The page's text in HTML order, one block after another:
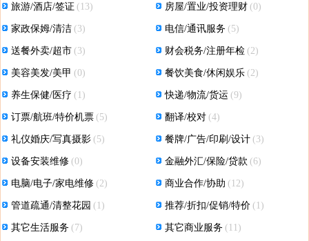
旅游/酒店/签证 (13)
家政保姆/清洁 (3)
送餐外卖/超市 (3)
美容美发/美甲 (0)
养生保健/医疗 (1)
订票/航班/特价机票 (5)
礼仪婚庆/写真摄影 (5)
设备安装维修 (0)
电脑/电子/家电维修 (2)
管道疏通/清整花园 (1)
其它生活服务 (7)
房屋/置业/投资理财 (0)
电信/通讯服务 (5)
财会税务/注册年检 (2)
餐饮美食/休闲娱乐 (2)
快递/物流/货运 (9)
翻译/校对 (4)
餐牌/广告/印刷/设计 (3)
金融外汇/保险/贷款 (6)
商业合作/协助 (12)
推荐/折扣/促销/特价 (1)
其它商业服务 (11)